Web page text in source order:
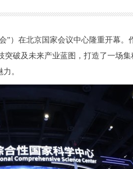
在北京国家会议中心隆重开幕。
突破及未来产业蓝图，打造了一场
。